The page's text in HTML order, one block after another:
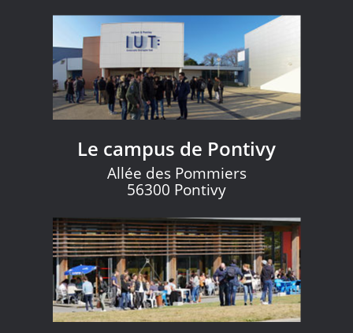
Le campus de Pontivy
Allée des Pommiers
56300 Pontivy